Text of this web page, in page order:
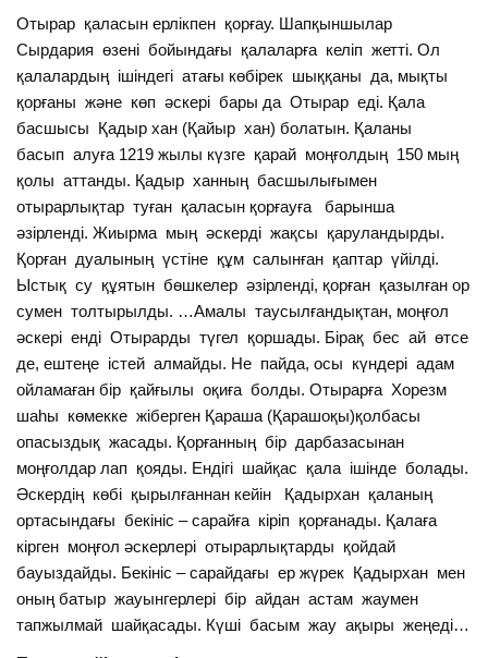
Отырар қаласын ерлікпен қорғау. Шапқыншылар
Сырдария өзені бойындағы қалаларға келіп жетті. Ол
қалалардың ішіндегі атағы көбірек шыққаны да, мықты
қорғаны және көп әскері бары да Отырар еді. Қала
басшысы Қадыр хан (Қайыр хан) болатын. Қаланы
басып алуға 1219 жылы күзге қарай моңғолдың 150 мың
қолы аттанды. Қадыр ханның басшылығымен
отырарлықтар туған қаласын қорғауға барынша
әзірленді. Жиырма мың әскерді жақсы қаруландырды.
Қорған дуалының үстіне құм салынған қаптар үйілді.
Ыстық су құятын бөшкелер әзірленді, қорған қазылған ор
сумен толтырылды. …Амалы таусылғандықтан, моңғол
әскері енді Отырарды түгел қоршады. Бірақ бес ай өтсе
де, ештеңе істей алмайды. Не пайда, осы күндері адам
ойламаған бір қайғылы оқиға болды. Отырарға Хорезм
шаһы көмекке жіберген Қараша (Қарашоқы)қолбасы
опасыздық жасады. Қорғанның бір дарбазасынан
моңғолдар лап қояды. Ендігі шайқас қала ішінде болады.
Әскердің көбі қырылғаннан кейін Қадырхан қаланың
ортасындағы бекініс – сарайға кіріп қорғанады. Қалаға
кірген моңғол әскерлері отырарлықтарды қойдай
бауыздайды. Бекініс – сарайдағы ер жүрек Қадырхан мен
оның батыр жауынгерлері бір айдан астам жаумен
тапжылмай шайқасады. Күші басым жау ақыры жеңеді…